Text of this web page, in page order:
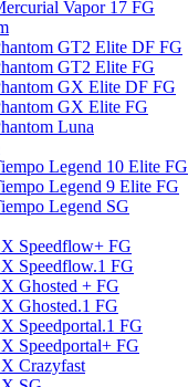
Vapor 17 FG
GT2 Elite DF FG
GT2 Elite FG
GX Elite DF FG
GX Elite FG
Luna
Legend 10 Elite FG
Legend 9 Elite FG
Legend SG
X Speedflow+ FG
Speedflow.1 FG
Ghosted + FG
Ghosted.1 FG
Speedportal.1 FG
Speedportal+ FG
Crazyfast